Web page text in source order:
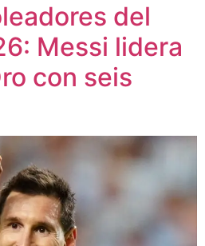
del
Messi lidera
con seis